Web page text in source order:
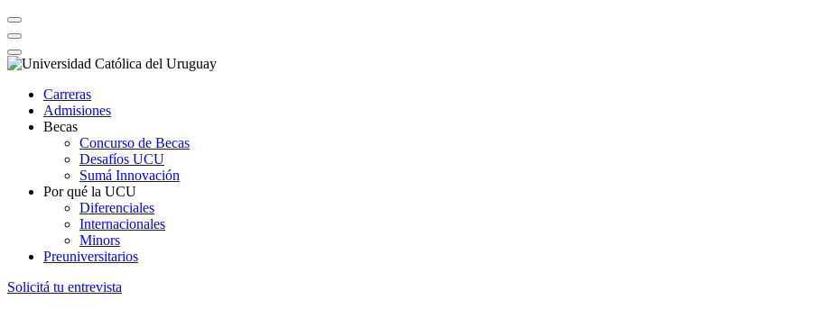
Carreras
Admisiones
Becas
Concurso de Becas
Desafíos UCU
Sumá Innovación
Por qué la UCU
Diferenciales
Internacionales
Minors
Preuniversitarios
Solicitá tu entrevista